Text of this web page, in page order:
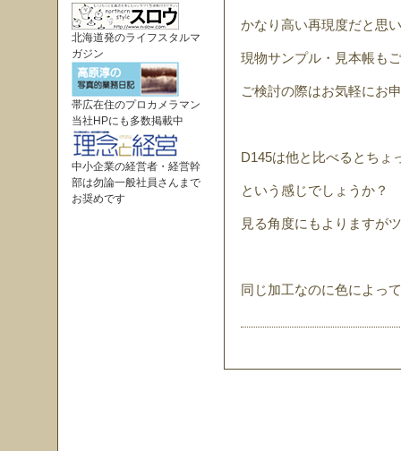
北海道発のライフスタルマ
ガジン
帯広在住のプロカメラマン
当社HPにも多数掲載中
中小企業の経営者・経営幹
部は勿論一般社員さんまで
お奨めです
かなり高い再現度だと思
現物サンプル・見本帳も
ご検討の際はお気軽にお
D145は他と比べるとちょ
という感じでしょうか？
見る角度にもよりますが
同じ加工なのに色によっ